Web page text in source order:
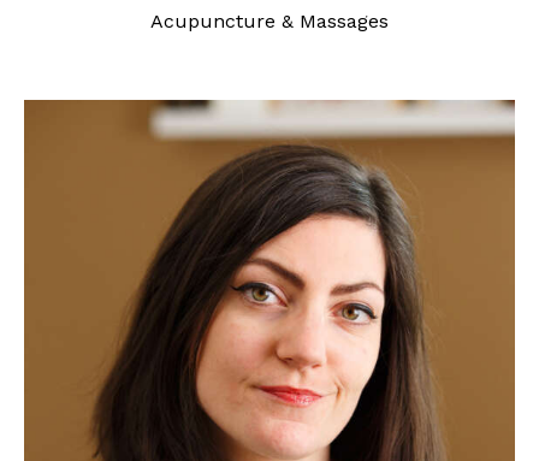
Acupuncture & Massages